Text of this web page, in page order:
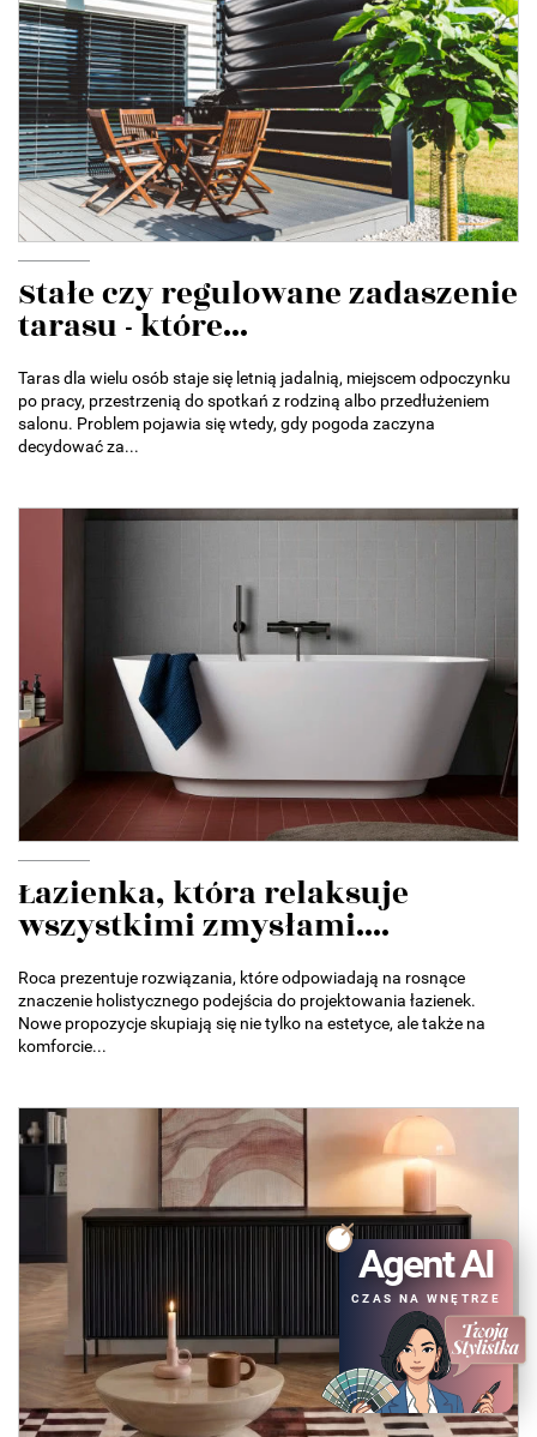
Stałe czy regulowane zadaszenie
tarasu - które...
Taras dla wielu osób staje się letnią jadalnią, miejscem odpoczynku
po pracy, przestrzenią do spotkań z rodziną albo przedłużeniem
salonu. Problem pojawia się wtedy, gdy pogoda zaczyna
decydować za...
Łazienka, która relaksuje
wszystkimi zmysłami....
Roca prezentuje rozwiązania, które odpowiadają na rosnące
znaczenie holistycznego podejścia do projektowania łazienek.
Nowe propozycje skupiają się nie tylko na estetyce, ale także na
komforcie...
Agent AI
CZAS NA WNĘTRZE